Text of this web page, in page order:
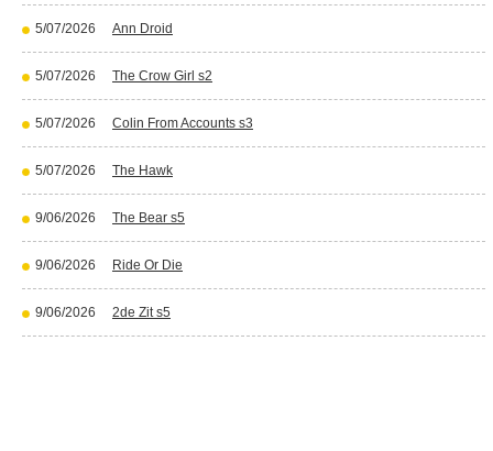
5/07/2026 Ann Droid
5/07/2026 The Crow Girl s2
5/07/2026 Colin From Accounts s3
5/07/2026 The Hawk
9/06/2026 The Bear s5
9/06/2026 Ride Or Die
9/06/2026 2de Zit s5